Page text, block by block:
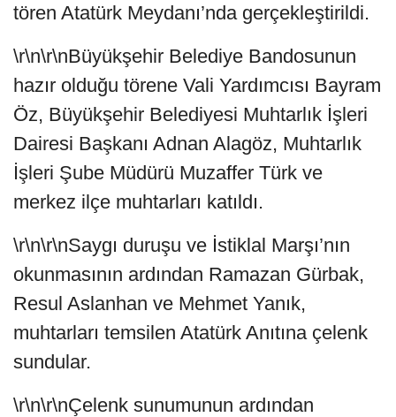
tören Atatürk Meydanı’nda gerçekleştirildi.
\r\n\r\nBüyükşehir Belediye Bandosunun
hazır olduğu törene Vali Yardımcısı Bayram
Öz, Büyükşehir Belediyesi Muhtarlık İşleri
Dairesi Başkanı Adnan Alagöz, Muhtarlık
İşleri Şube Müdürü Muzaffer Türk ve
merkez ilçe muhtarları katıldı.
\r\n\r\nSaygı duruşu ve İstiklal Marşı’nın
okunmasının ardından Ramazan Gürbak,
Resul Aslanhan ve Mehmet Yanık,
muhtarları temsilen Atatürk Anıtına çelenk
sundular.
\r\n\r\nÇelenk sunumunun ardından